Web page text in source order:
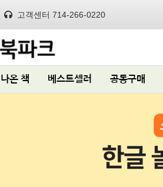
고객센터 714-266-0220
온 책 베스트셀러 공동구매